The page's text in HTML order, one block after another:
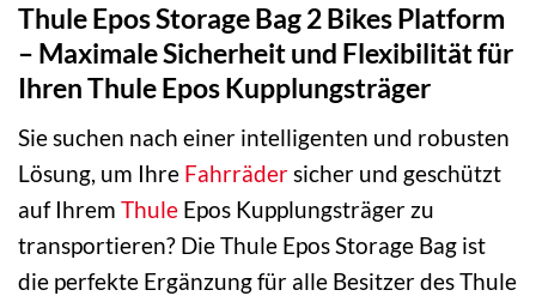
Thule Epos Storage Bag 2 Bikes Platform
– Maximale Sicherheit und Flexibilität für
Ihren Thule Epos Kupplungsträger
Sie suchen nach einer intelligenten und robusten
Lösung, um Ihre Fahrrädersicher und geschützt
auf Ihrem Thule Epos Kupplungsträger zu
transportieren? Die Thule Epos Storage Bag ist
die perfekte Ergänzung für alle Besitzer des Thule